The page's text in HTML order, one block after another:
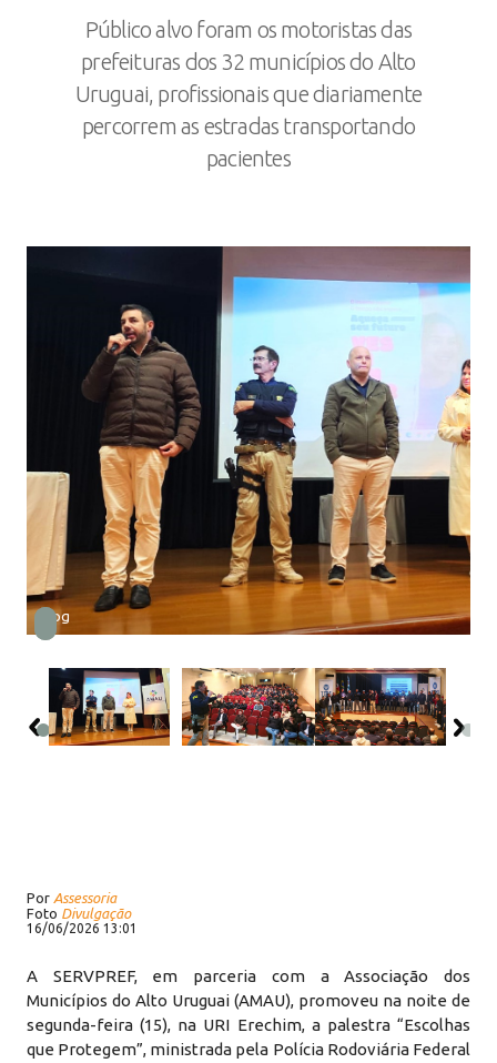
Público alvo foram os motoristas das
prefeituras dos 32 municípios do Alto
Uruguai, profissionais que diariamente
percorrem as estradas transportando
pacientes
1.jpg
Por Assessoria
Foto Divulgação
16/06/2026 13:01
A SERVPREF, em parceria com a Associação dos
Municípios do Alto Uruguai (AMAU), promoveu na noite de
segunda-feira (15), na URI Erechim, a palestra “Escolhas
que Protegem”, ministrada pela Polícia Rodoviária Federal